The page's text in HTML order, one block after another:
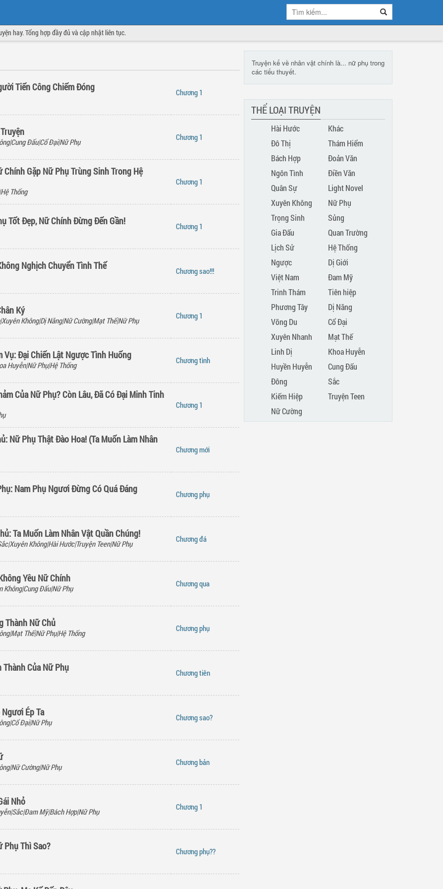
hay. Tổng hợp đầy đủ và cập nhật liên tục.
Tiến Công Chiếm Đóng Chương 1
Đấu|Cổ Đại|Nữ Phụ Chương 1
Chính Gặp Nữ Phụ Trùng Sinh Trong Hệ
Thống
Chương 1
Tốt Đẹp, Nữ Chính Đừng Đến Gần! Chương 1
Nghịch Chuyển Tình Thế Chươngsao!!!
Ký
Không|Dị Năng|Nữ Cường|Mạt Thế|Nữ Phụ Chương 1
Vụ: Đại Chiến Lật Ngược Tình Huống
Huyễn|Nữ Phụ|Hệ Thống Chươngtình
Của Nữ Phụ? Còn Lâu, Đã Có Đại Minh Tinh
Chương 1
Nữ Phụ Thật Đào Hoa! (Ta Muốn Làm Nhân
Chươngmới
Nam Phụ Ngươi Đừng Có Quá Đáng Chươngphụ
Ta Muốn Làm Nhân Vật Quần Chúng!
Không|Hài Hước|Truyện Teen|Nữ Phụ Chươngđá
Yêu Nữ Chính
Không|Cung Đấu|Nữ Phụ Chươngqua
Thành Nữ Chủ
Thế|Nữ Phụ|Hệ Thống Chươngphụ
Của Nữ Phụ Chươngtiên
Ép Ta
Đại|Nữ Phụ Chươngsao?
Cường|Nữ Phụ Chươngbản
Nhỏ
Mỹ|Bách Hợp|Nữ Phụ Chương 1
Phụ Thì Sao? Chươngphụ??
Truyện kể về nhân vật chính là... nữ phụ trong
các tiểu thuyết.
THỂ LOẠI TRUYỆN
Hài Hước
Khác
Đô Thị
Thám Hiểm
Bách Hợp
Đoản Văn
Ngôn Tình
Điền Văn
Quân Sự
Light Novel
Xuyên Không
Nữ Phụ
Trọng Sinh
Sủng
Gia Đấu
Quan Trường
Lịch Sử
Hệ Thống
Ngược
Dị Giới
Việt Nam
Đam Mỹ
Trinh Thám
Tiên hiệp
Phương Tây
Dị Năng
Võng Du
Cổ Đại
Xuyên Nhanh
Mạt Thế
Linh Dị
Khoa Huyễn
Huyền Huyễn
Cung Đấu
Đông
Phương
Sắc
Kiếm Hiệp
Truyện Teen
Nữ Cường